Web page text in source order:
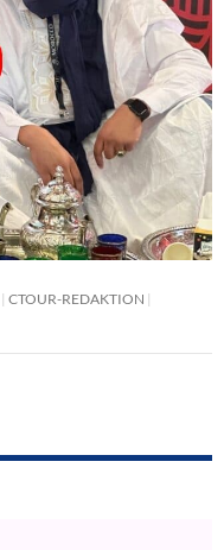
CTOUR-REDAKTION